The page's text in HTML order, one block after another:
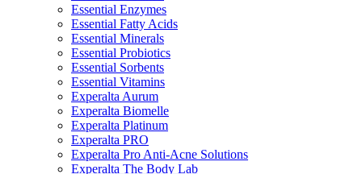
Essential Enzymes
Essential Fatty Acids
Essential Minerals
Essential Probiotics
Essential Sorbents
Essential Vitamins
Experalta Aurum
Experalta Biomelle
Experalta Platinum
Experalta PRO
Experalta Pro Anti-Acne Solutions
Experalta The Body Lab